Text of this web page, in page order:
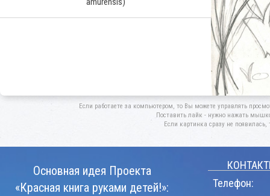
Если работаете за компьютером, то Вы можете управлять
Поставить лайк - нужно нажать
Если картинка сразу не появилась,
Основная идея Проекта
«Красная книга руками детей!»:
Телефон: